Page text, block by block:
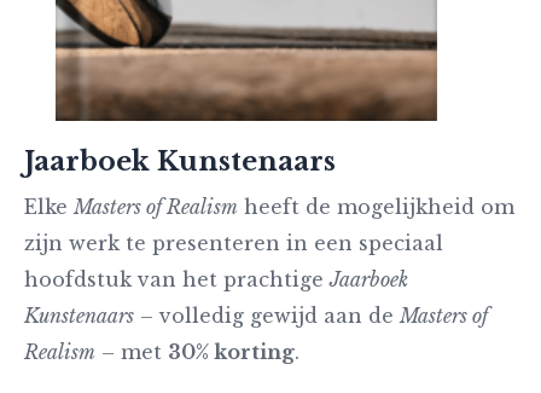
Jaarboek Kunstenaars
Elke Masters of Realism heeft de mogelijkheid om
zijn werk te presenteren in een speciaal
hoofdstuk van het prachtigeJaarboek
Kunstenaars – volledig gewijd aan de Masters of
Realism – met 30% korting.